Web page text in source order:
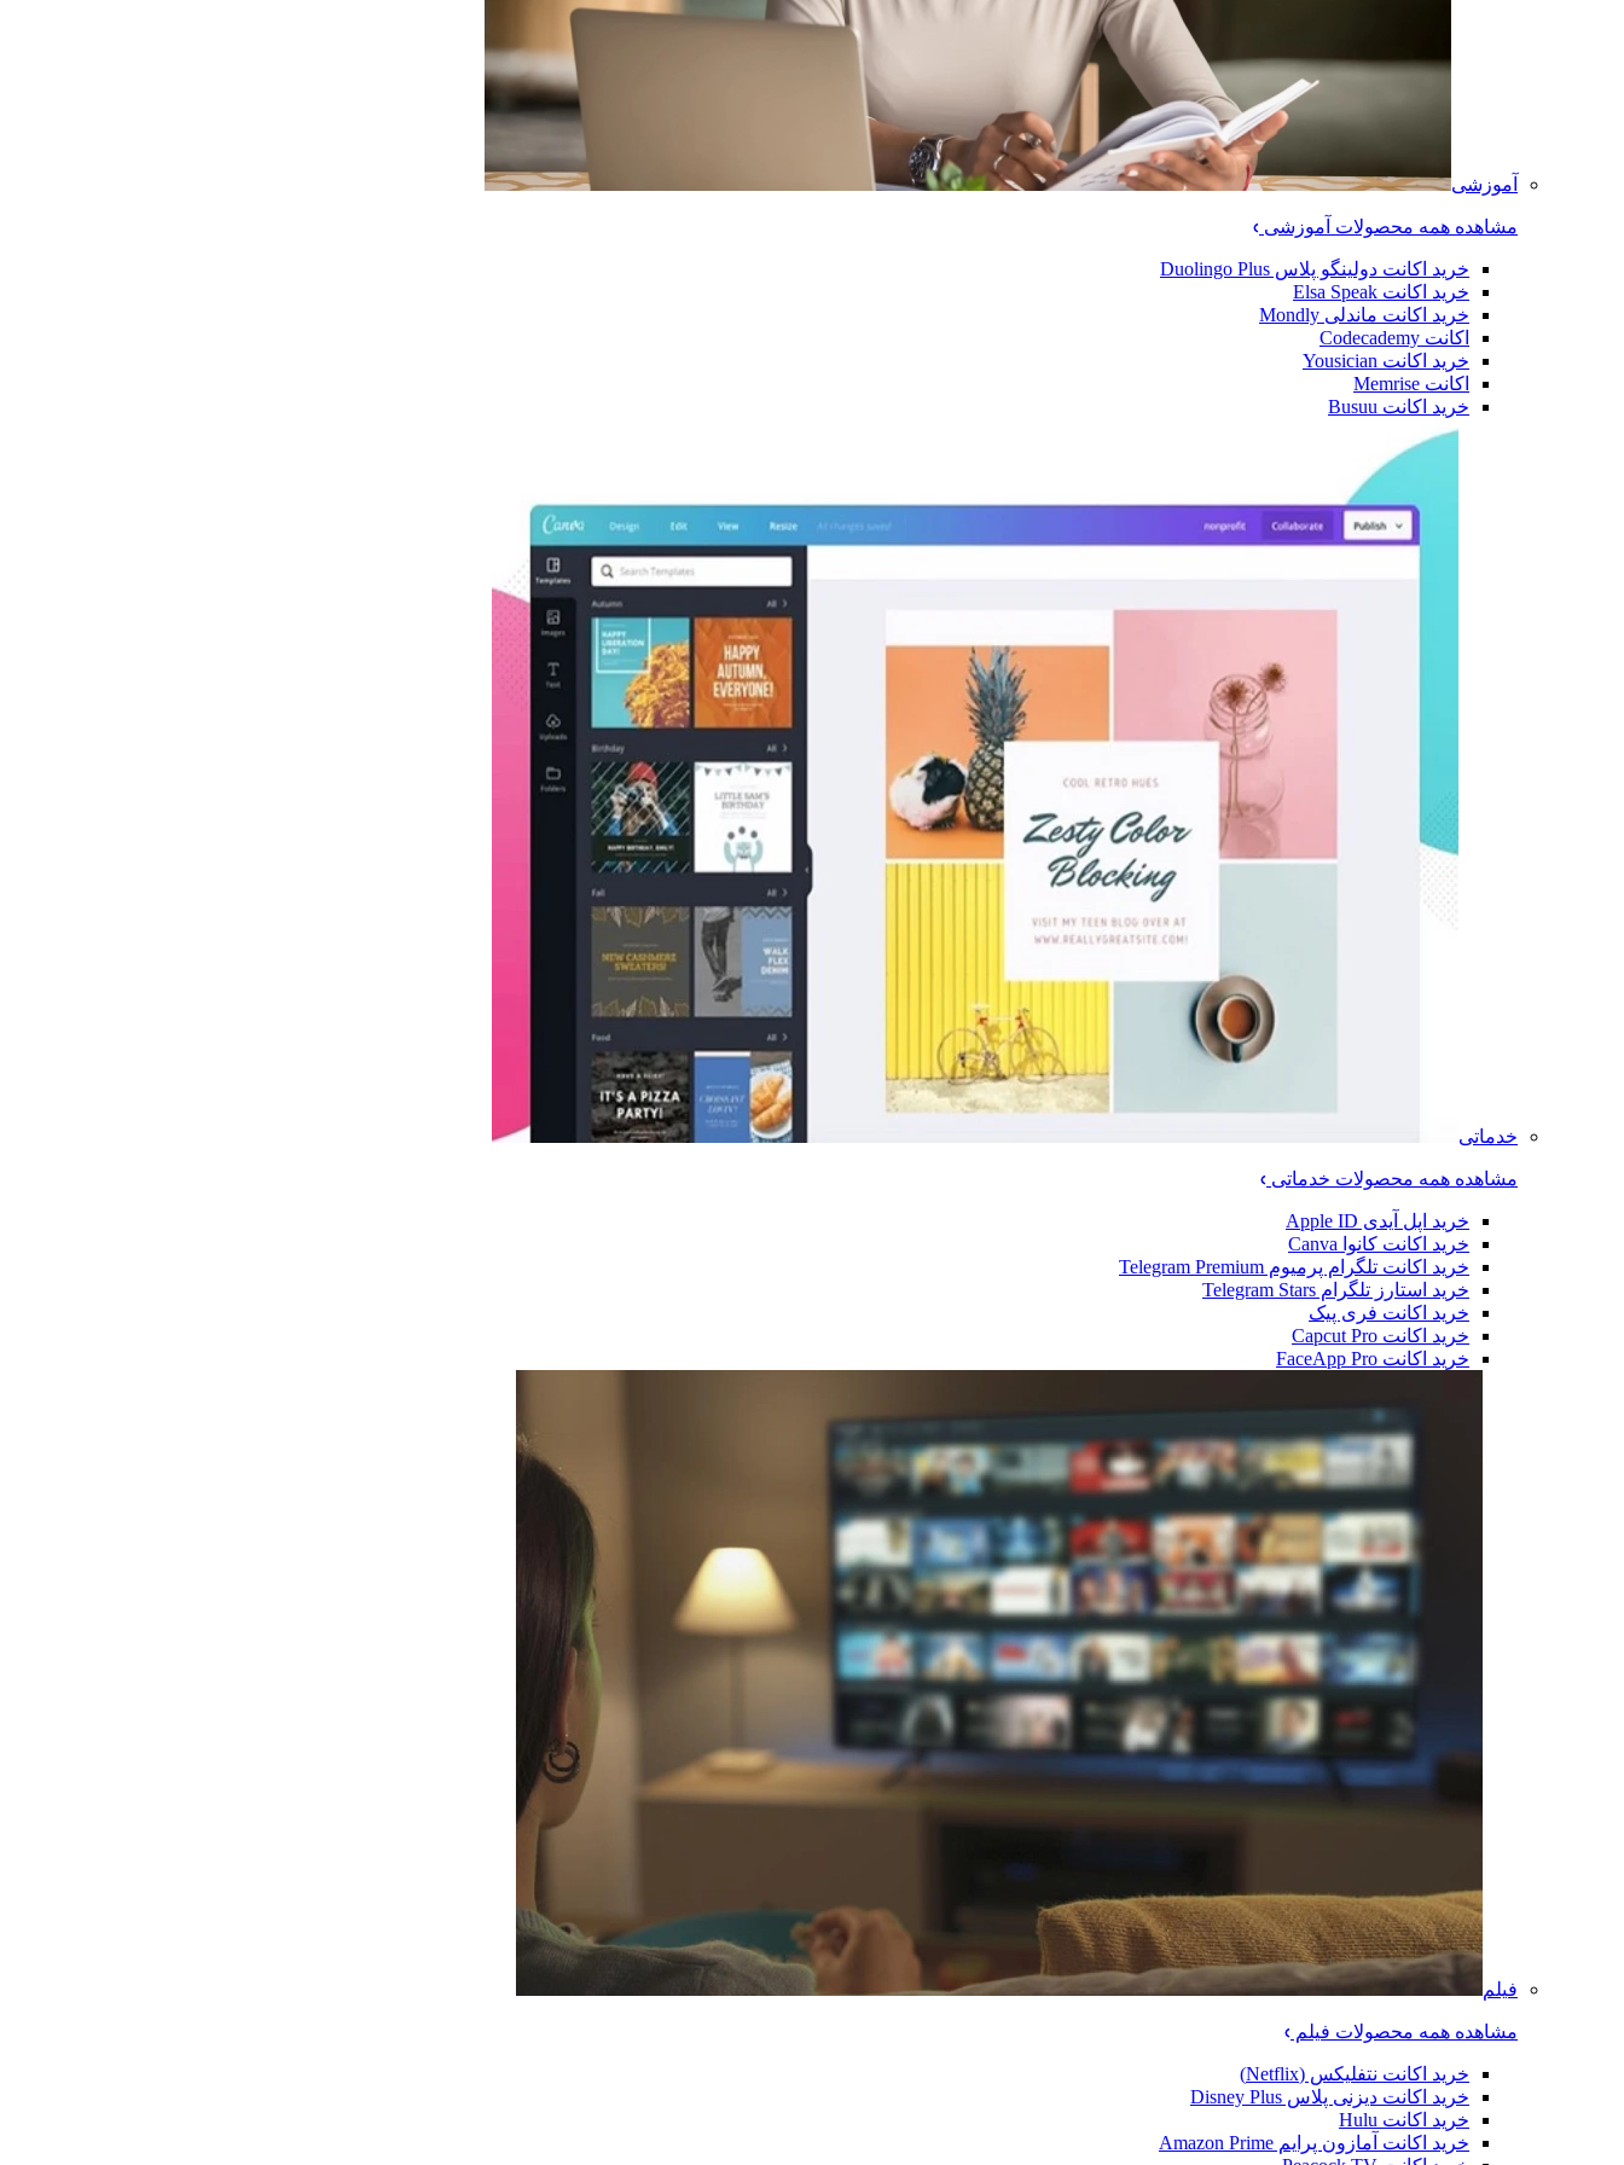
آموزشی
مشاهده همه محصولات آموزشی
خرید اکانت دولینگو پلاس Duolingo Plus
خرید اکانت Elsa Speak
خرید اکانت ماندلی Mondly
اکانت Codecademy
خرید اکانت Yousician
اکانت Memrise
خرید اکانت ‌Busuu
خدماتی
مشاهده همه محصولات خدماتی
خرید اپل آیدی Apple ID
خرید اکانت کانوا Canva
خرید اکانت تلگرام پرمیوم Telegram Premium
خرید استارز تلگرام Telegram Stars
خرید اکانت فری پیک
خرید اکانت Capcut Pro
خرید اکانت FaceApp Pro
فیلم
مشاهده همه محصولات فیلم
خرید اکانت نتفلیکس (Netflix)
خرید اکانت دیزنی پلاس Disney Plus
خرید اکانت Hulu
خرید اکانت آمازون پرایم Amazon Prime